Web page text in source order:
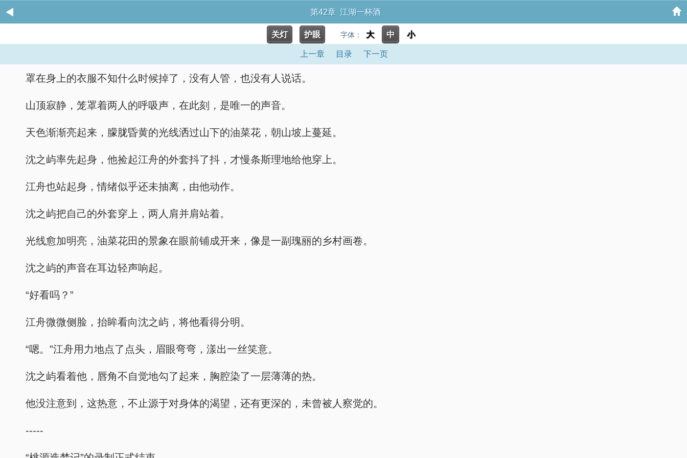
第42章 江湖一杯酒
关灯 护眼 字体： 大 中 小
上一章 目录 下一页
罩在身上的衣服不知什么时候掉了，没有人管，也没有人说话。
山顶寂静，笼罩着两人的呼吸声，在此刻，是唯一的声音。
天色渐渐亮起来，朦胧昏黄的光线洒过山下的油菜花，朝山坡上蔓延。
沈之屿率先起身，他捡起江舟的外套抖了抖，才慢条斯理地给他穿上。
江舟也站起身，情绪似乎还未抽离，由他动作。
沈之屿把自己的外套穿上，两人肩并肩站着。
光线愈加明亮，油菜花田的景象在眼前铺成开来，像是一副瑰丽的乡村画卷。
沈之屿的声音在耳边轻声响起。
“好看吗？”
江舟微微侧脸，抬眸看向沈之屿，将他看得分明。
“嗯。”江舟用力地点了点头，眉眼弯弯，漾出一丝笑意。
沈之屿看着他，唇角不自觉地勾了起来，胸腔染了一层薄薄的热。
他没注意到，这热意，不止源于对身体的渴望，还有更深的，未曾被人察觉的。
-----